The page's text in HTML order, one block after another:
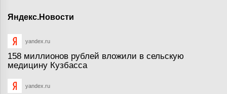
Яндекс.Новости
yandex.ru
158 миллионов рублей вложили в сельскую
медицину Кузбасса
yandex.ru